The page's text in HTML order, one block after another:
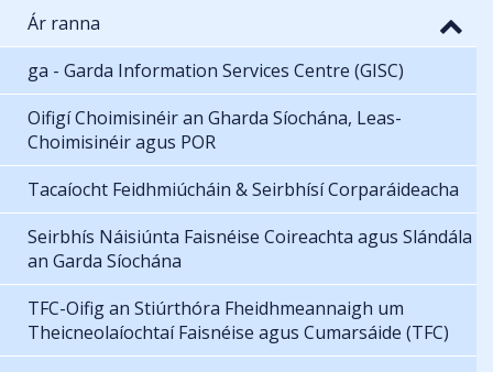
Ár ranna
ga - Garda Information Services Centre (GISC)
Oifigí Choimisinéir an Gharda Síochána, Leas-
Choimisinéir agus POR
Tacaíocht Feidhmiúcháin & Seirbhísí Corparáideacha
Seirbhís Náisiúnta Faisnéise Coireachta agus Slándála
an Garda Síochána
TFC-Oifig an Stiúrthóra Fheidhmeannaigh um
Theicneolaíochtaí Faisnéise agus Cumarsáide (TFC)